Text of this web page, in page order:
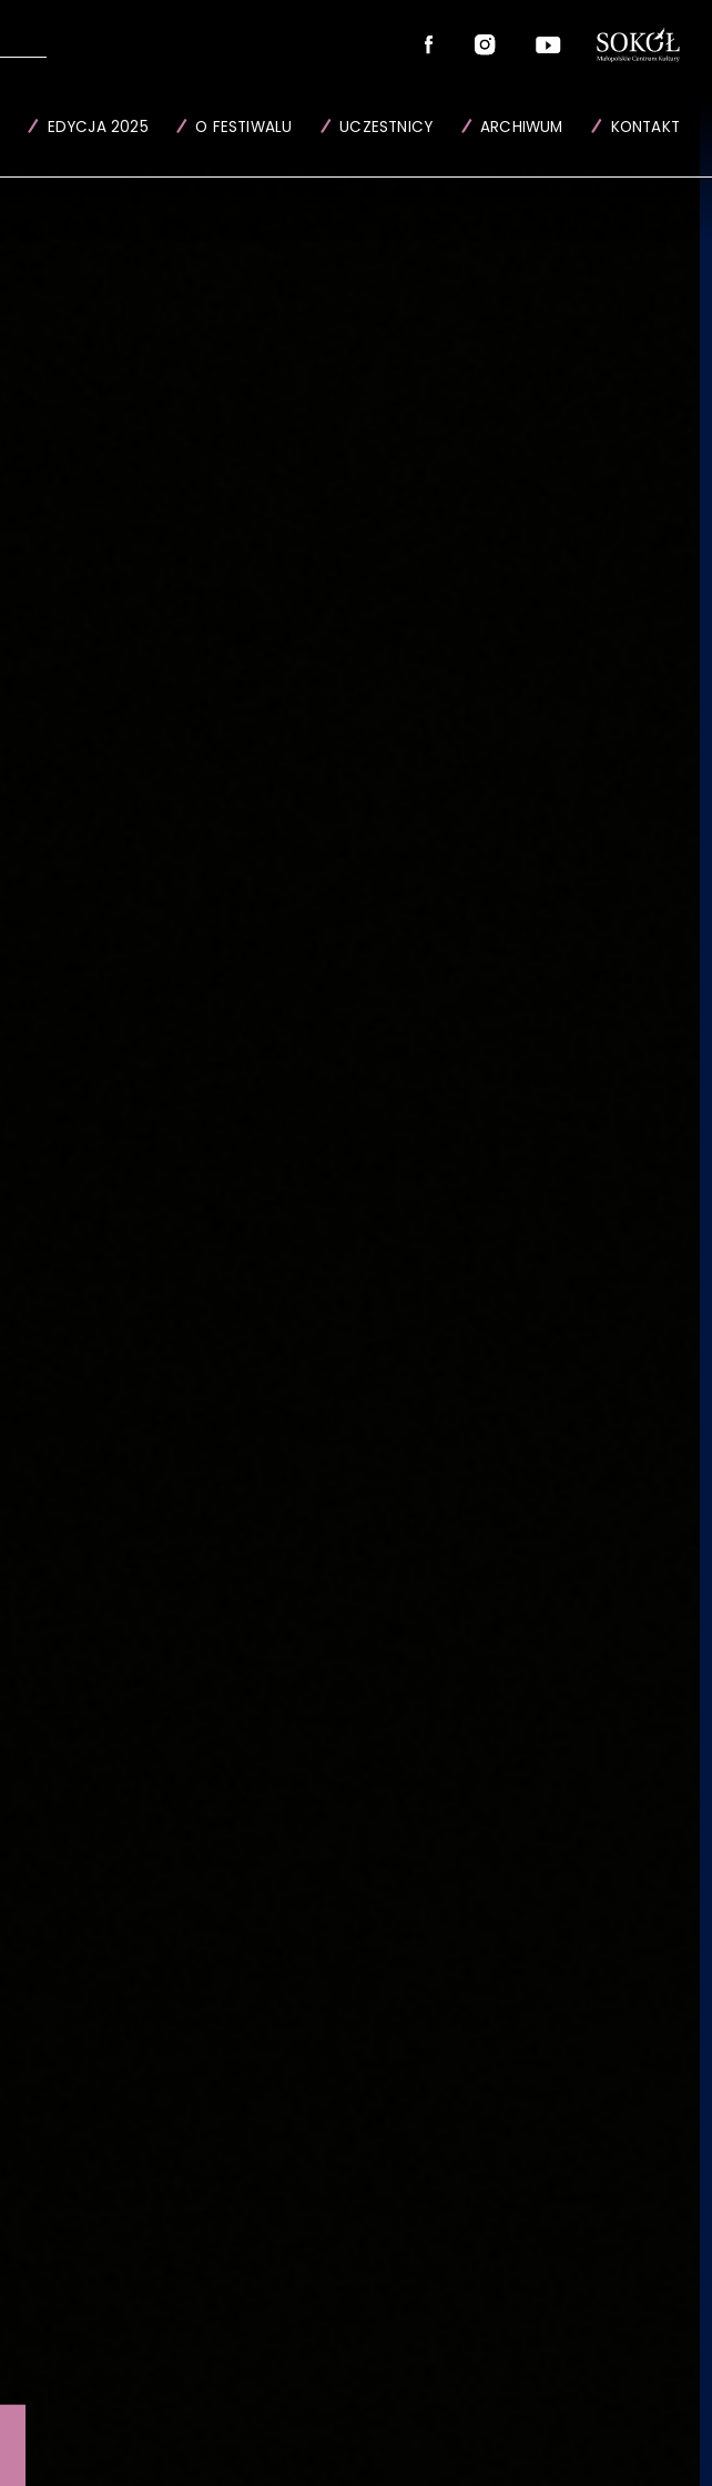
EDYCJA 2025 O FESTIWALU UCZESTNICY ARCHIWUM KONTAKT